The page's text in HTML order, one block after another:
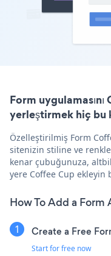
Form
yerleştirmek hiç bu
Özelleştirilmiş Form
sitenizin stiline ve
kenar çubuğunuza,
yere Coffee Cup ekleyin
How To Add a
Create a Free
Start for free now